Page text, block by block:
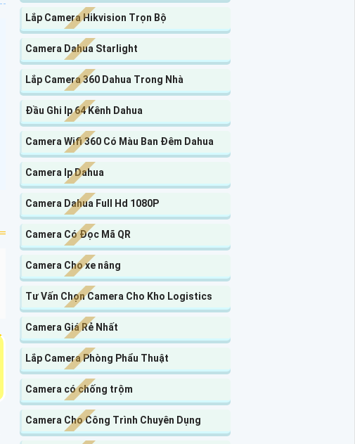
Lắp Camera Hikvision Trọn Bộ
Camera Dahua Starlight
Lắp Camera 360 Dahua Trong Nhà
Đầu Ghi Ip 64 Kênh Dahua
Camera Wifi 360 Có Màu Ban Đêm Dahua
Camera Ip Dahua
Camera Dahua Full Hd 1080P
Camera Có Đọc Mã QR
Camera Cho xe nâng
Tư Vấn Chọn Camera Cho Kho Logistics
Camera Giá Rẻ Nhất
Lắp Camera Phòng Phẩu Thuật
Camera có chống trộm
Camera Cho Công Trình Chuyên Dụng